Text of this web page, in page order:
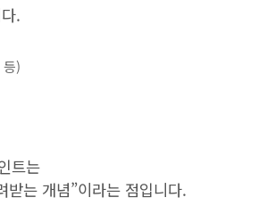
.
)
트는
받는 개념”이라는 점입니다.